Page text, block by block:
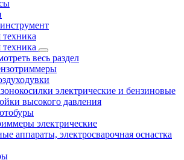
техника
техника
весь раздел
электрические и бензиновые
высокого давления
электрические
аппараты, электросварочная оснастка